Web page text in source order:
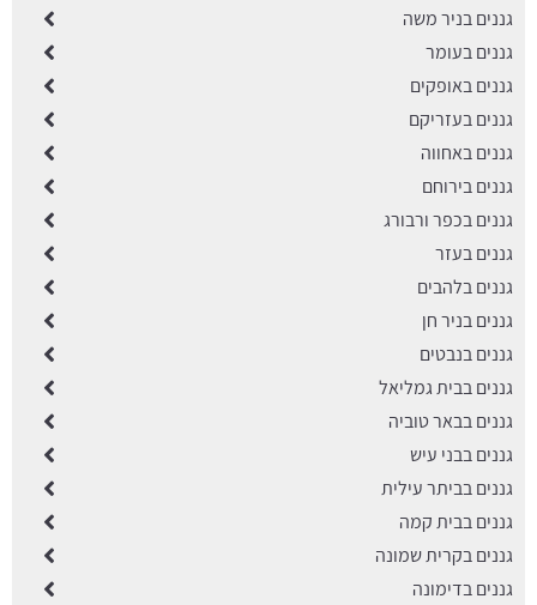
גננים בניר משה
גננים בעומר
גננים באופקים
גננים בעזריקם
גננים באחווה
גננים בירוחם
גננים בכפר ורבורג
גננים בעזר
גננים בלהבים
גננים בניר חן
גננים בנבטים
גננים בבית גמליאל
גננים בבאר טוביה
גננים בבני עיש
גננים בביתר עילית
גננים בבית קמה
גננים בקרית שמונה
גננים בדימונה